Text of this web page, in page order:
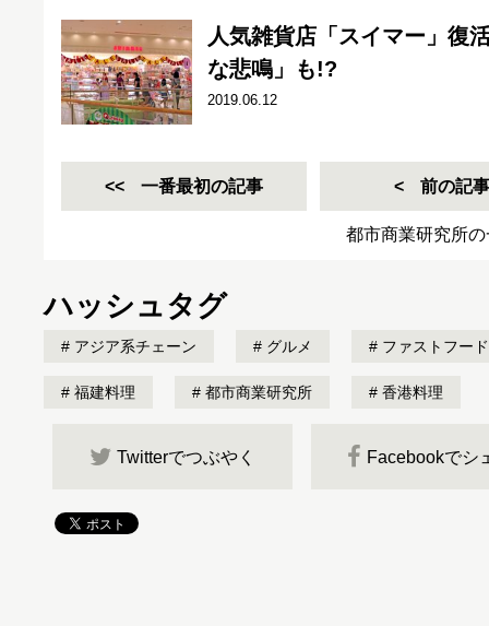
人気雑貨店「スイマー」復
な悲鳴」も!?
2019.06.12
一番最初の記事 前の記事
都市商業研究所
ハッシュタグ
アジア系チェーン グルメ ファストフード
福建料理 都市商業研究所 香港料理
Twitterでつぶやく Facebookでシ